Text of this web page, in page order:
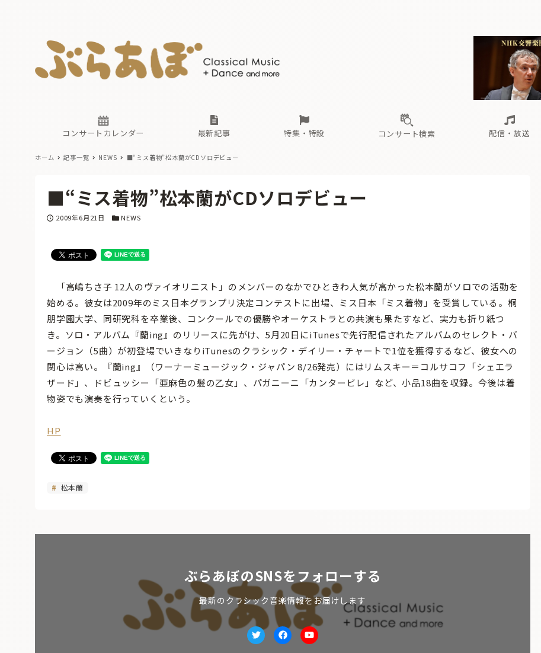
コンサートカレンダー 最新記事
古楽とその先と オーケストラの楽屋から
特集・特設
現場のプロが推す！間違いないオーケストラコンサート
コンサート検索 配信・放送
無料ライブ配信スケジュール
さ な
古楽とその先と Aからの眺望
無料ライブ配信スケジュール
あ か さ
ホーム 記事一覧 NEWS ■“ミス着物”松本蘭がCDソロデビュー
■“ミス着物”松本蘭がCDソロデビュー
投稿日
2009年6月21日 カテゴリー
NEWS
「高嶋ちさ子 12人のヴァイオリニスト」のメンバーのなかでひときわ人気が高かった松本蘭がソロでの活動を
始める。彼女は2009年のミス日本グランプリ決定コンテストに出場、ミス日本「ミス着物」を受賞している。桐
朋学園大学、同研究科を卒業後、コンクールでの優勝やオーケストラとの共演も果たすなど、実力も折り紙つ
き。ソロ・アルバム『蘭ing』のリリースに先がけ、5月20日にiTunesで先行配信されたアルバムのセレクト・バ
ージョン（5曲）が初登場でいきなりiTunesのクラシック・デイリー・チャートで1位を獲得するなど、彼女への
関心は高い。『蘭ing』（ワーナーミュージック・ジャパン 8/26発売）にはリムスキー＝コルサコフ「シェエラ
ザード」、ドビュッシー「亜麻色の髪の乙女」、パガニーニ「カンタービレ」など、小品18曲を収録。今後は着
物姿でも演奏を行っていくという。
HP
松本蘭
ぶらあぼのSNSをフォローする
最新のクラシック音楽情報をお届けします
TwitterfacebookYoutube